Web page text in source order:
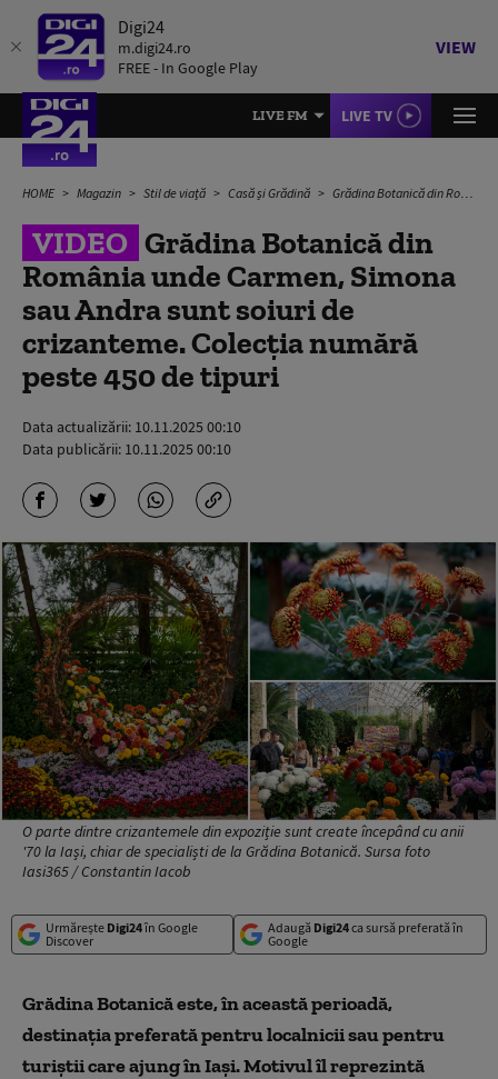
Digi24
m.digi24.ro
FREE - In Google Play
VIEW
LIVE FM LIVE TV
HOME Magazin Stil de viață Casă și Grădină Grădina Botanică din România unde Carmen, Simona sau Andra sunt soiuri de crizanteme. Colecția numără peste 450 de tipuri
VIDEO Grădina Botanică din
România unde Carmen, Simona
sau Andra sunt soiuri de
crizanteme. Colecția numără
peste 450 de tipuri
Data actualizării: 10.11.2025 00:10
Data publicării: 10.11.2025 00:10
O parte dintre crizantemele din expoziție sunt create începând cu anii
'70 la Iași, chiar de specialiști de la Grădina Botanică. Sursa foto
Iasi365 / Constantin Iacob
Urmărește Digi24în Google
Discover
Adaugă Digi24ca sursă preferată în
Google
Grădina Botanică este, în această perioadă,
destinația preferată pentru localnicii sau pentru
turiștii care ajung în Iași. Motivul îl reprezintă